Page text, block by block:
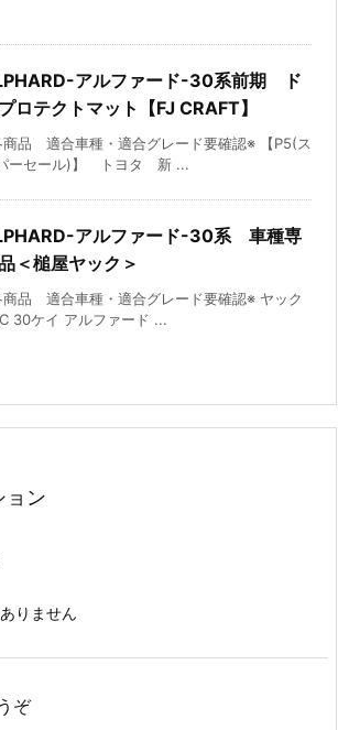
アルファード-30系前期 ド
ロテクトマット【FJ CRAFT】
商品 適合車種・適合グレード要確認※ 【P5(ス
ーセール)】 トヨタ 新 ...
アルファード-30系 車種専
＜槌屋ヤック＞
商品 適合車種・適合グレード要確認※ ヤック
30ケイ アルファード ...
ョン
りません
ぞ